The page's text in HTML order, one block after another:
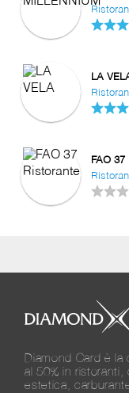
LA
FAO
Diamond Card è la
al 50% in
estetica,